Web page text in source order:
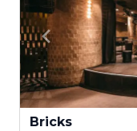
Bricks